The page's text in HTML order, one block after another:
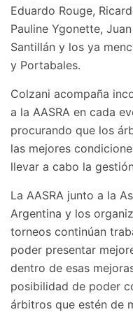
Eduardo Rouge,
Pauline Ygonette,
Santillán y los ya
y Portabales.
Colzani acompaña
a la AASRA en cada
procurando que los
las mejores
llevar a cabo la
La AASRA junto a la
Argentina y los
torneos continúan
poder presentar
dentro de esas
posibilidad de poder
árbitros que estén de